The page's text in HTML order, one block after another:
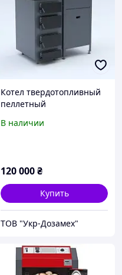
Котел твердотопливный
пеллетный
Combi 20
В наличии
120 000₴
Купить
ТОВ "Укр-Дозамех"